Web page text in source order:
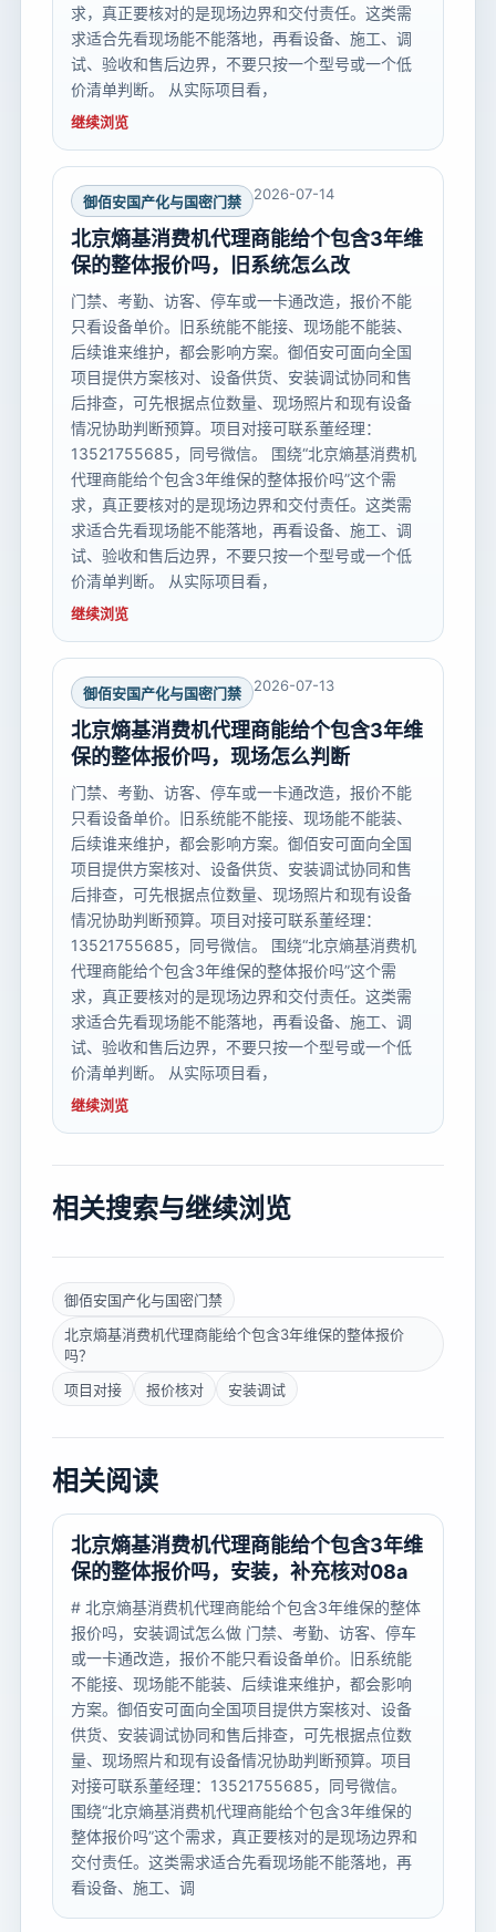
求，真正要核对的是现场边界和交付责任。这类需
求适合先看现场能不能落地，再看设备、施工、调
试、验收和售后边界，不要只按一个型号或一个低
价清单判断。 从实际项目看，
继续浏览
御佰安国产化与国密门禁 2026-07-14
北京熵基消费机代理商能给个包含3年维
保的整体报价吗，旧系统怎么改
门禁、考勤、访客、停车或一卡通改造，报价不能
只看设备单价。旧系统能不能接、现场能不能装、
后续谁来维护，都会影响方案。御佰安可面向全国
项目提供方案核对、设备供货、安装调试协同和售
后排查，可先根据点位数量、现场照片和现有设备
情况协助判断预算。项目对接可联系董经理：
13521755685，同号微信。 围绕“北京熵基消费机
代理商能给个包含3年维保的整体报价吗”这个需
求，真正要核对的是现场边界和交付责任。这类需
求适合先看现场能不能落地，再看设备、施工、调
试、验收和售后边界，不要只按一个型号或一个低
价清单判断。 从实际项目看，
继续浏览
御佰安国产化与国密门禁 2026-07-13
北京熵基消费机代理商能给个包含3年维
保的整体报价吗，现场怎么判断
门禁、考勤、访客、停车或一卡通改造，报价不能
只看设备单价。旧系统能不能接、现场能不能装、
后续谁来维护，都会影响方案。御佰安可面向全国
项目提供方案核对、设备供货、安装调试协同和售
后排查，可先根据点位数量、现场照片和现有设备
情况协助判断预算。项目对接可联系董经理：
13521755685，同号微信。 围绕“北京熵基消费机
代理商能给个包含3年维保的整体报价吗”这个需
求，真正要核对的是现场边界和交付责任。这类需
求适合先看现场能不能落地，再看设备、施工、调
试、验收和售后边界，不要只按一个型号或一个低
价清单判断。 从实际项目看，
继续浏览
相关搜索与继续浏览
御佰安国产化与国密门禁
北京熵基消费机代理商能给个包含3年维保的整体报价
吗？
项目对接
报价核对 安装调试
相关阅读
北京熵基消费机代理商能给个包含3年维
保的整体报价吗，安装，补充核对08a
# 北京熵基消费机代理商能给个包含3年维保的整体
报价吗，安装调试怎么做 门禁、考勤、访客、停车
或一卡通改造，报价不能只看设备单价。旧系统能
不能接、现场能不能装、后续谁来维护，都会影响
方案。御佰安可面向全国项目提供方案核对、设备
供货、安装调试协同和售后排查，可先根据点位数
量、现场照片和现有设备情况协助判断预算。项目
对接可联系董经理：13521755685，同号微信。
围绕“北京熵基消费机代理商能给个包含3年维保的
整体报价吗”这个需求，真正要核对的是现场边界和
交付责任。这类需求适合先看现场能不能落地，再
看设备、施工、调